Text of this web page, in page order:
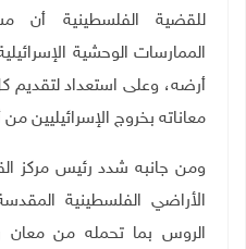
للقضية الفلسطينية أن
الممارسات الوحشية
أرضه، وعلى استعداد لتقديم
معاناته بخروج الإسرائيليين
ومن جانبه شدد رئيس مركز
الأراضي الفلسطينية
الروس بما تحمله من معان